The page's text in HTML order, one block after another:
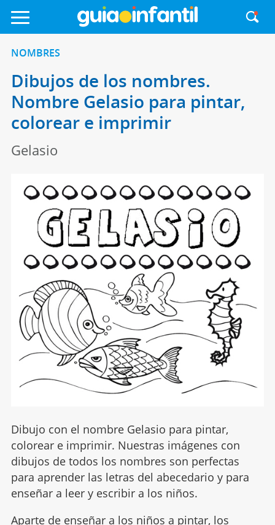
NOMBRES
Dibujos de los nombres.
Nombre Gelasio para pintar,
colorear e imprimir
Gelasio
Dibujo con el nombre Gelasio para pintar,
colorear e imprimir. Nuestras imágenes con
dibujos de todos los nombres son perfectas
para aprender las letras del abecedario y para
enseñar a leer y escribir a los niños.
Aparte de enseñar a los niños a pintar, los